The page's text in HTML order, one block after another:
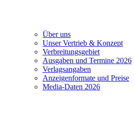
Über uns
Unser Vertrieb & Konzept
Verbreitungsgebiet
Ausgaben und Termine 2026
Verlagsangaben
Anzeigenformate und Preise
Media-Daten 2026